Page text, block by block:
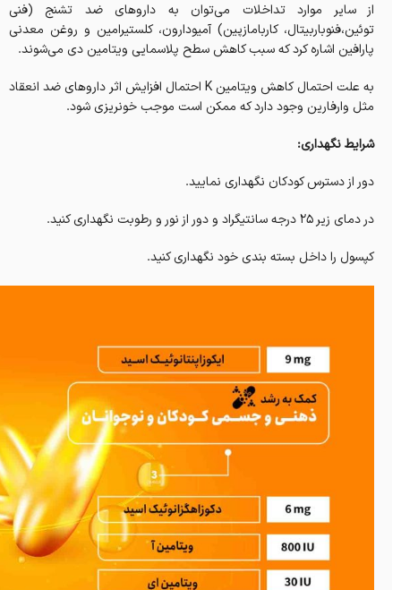
از سایر موارد تداخلات می‌توان به داروهای ضد تشنج (فنی
توئین،فنوباربیتال، کاربامازپین) آمیودارون، کلستیرامین و روغن معدنی
پارافین اشاره کرد که سبب کاهش سطح پلاسمایی ویتامین دی می‌شوند.
به علت احتمال کاهش ویتامین K احتمال افزایش اثر داروهای ضد انعقاد
مثل وارفارین وجود دارد که ممکن است موجب خونریزی شود.
شرایط نگهداری:
دور از دسترس کودکان نگهداری نمایید.
در دمای زیر 25 درجه سانتیگراد و دور از نور و رطوبت نگهداری کنید.
کپسول را داخل بسته بندی خود نگهداری کنید.